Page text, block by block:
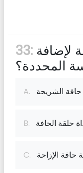
33:
المحددة؟
A. حافة الشريحة
B. حلقة الحافة
C. حافة الإزاحة